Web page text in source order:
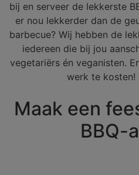
bij en serveer de lekkerste
er nou lekkerder dan de
barbecue? Wij hebben de
iedereen die bij jou
vegetariërs én veganisten.
werk te kosten!
Maak een
BBQ-